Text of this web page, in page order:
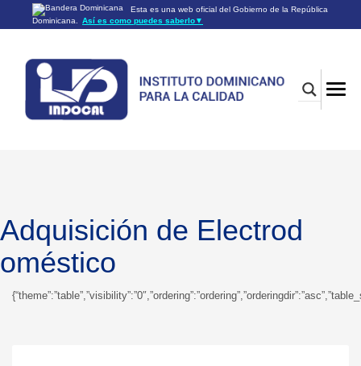
Esta es una web oficial del Gobierno de la República
Dominicana.
Así es como puedes saberlo▼
Los sitios web oficiales utilizan .gob.do o .gov.do
Los sitios web oficiales .gob.do o .gov.do seguros utilizan
HTTPS
Un candado (🔒) o
https://
significa que estás conectado a un
sitio seguro dentro de .gob.do o .gov.do. Comparte información
confidencial sólo en los sitios seguros de .gob.do o .gov.do.
Adquisición de Electrod
oméstico